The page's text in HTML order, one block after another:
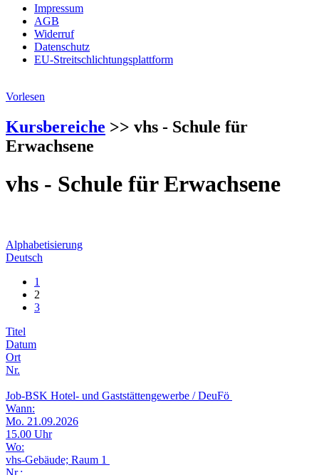
Impressum
AGB
Widerruf
Datenschutz
EU-Streitschlichtungsplattform
Vorlesen
Kursbereiche >> vhs - Schule für
Erwachsene
vhs - Schule für Erwachsene
Alphabetisierung
Deutsch
1
2
3
Titel
Datum
Ort
Nr.
Job-BSK Hotel- und Gaststättengewerbe / DeuFö
Wann:
Mo. 21.09.2026
15.00 Uhr
Wo:
vhs-Gebäude; Raum 1
Nr.: